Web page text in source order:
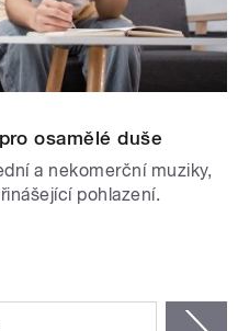
osamělé duše
a nekomerční muziky,
pohlazení.